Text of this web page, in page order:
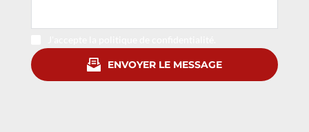
ENVOYER LE MESSAGE